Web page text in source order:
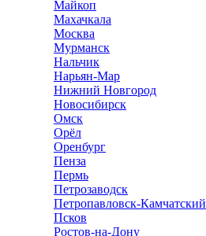
Майкоп
Махачкала
Москва
Мурманск
Нальчик
Нарьян-Мар
Нижний Новгород
Новосибирск
Омск
Орёл
Оренбург
Пенза
Пермь
Петрозаводск
Петропавловск-Камчатский
Псков
Ростов-на-Дону